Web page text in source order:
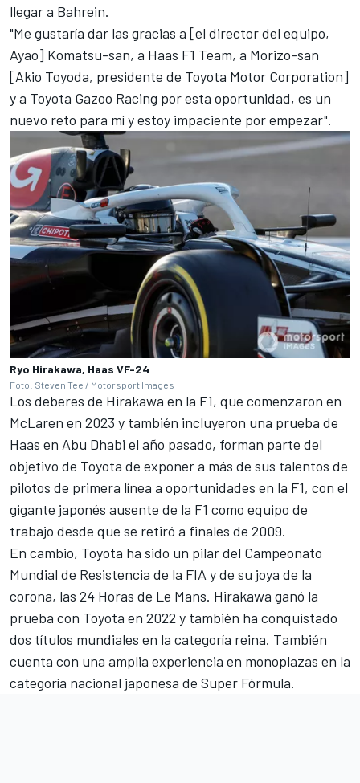
llegar a Bahrein.
"Me gustaría dar las gracias a [el director del equipo,
Ayao] Komatsu-san, a Haas F1 Team, a Morizo-san
[Akio Toyoda, presidente de Toyota Motor Corporation]
y a Toyota Gazoo Racing por esta oportunidad, es un
nuevo reto para mí y estoy impaciente por empezar".
Ryo Hirakawa, Haas VF-24
Foto: Steven Tee / Motorsport Images
Los deberes de Hirakawa en la F1, que comenzaron en
McLaren en 2023 y también incluyeron una prueba de
Haas en Abu Dhabi el año pasado, forman parte del
objetivo de Toyota de exponer a más de sus talentos de
pilotos de primera línea a oportunidades en la F1, con el
gigante japonés ausente de la F1 como equipo de
trabajo desde que se retiró a finales de 2009.
En cambio, Toyota ha sido un pilar del Campeonato
Mundial de Resistencia de la FIA y de su joya de la
corona, las 24 Horas de Le Mans. Hirakawa ganó la
prueba con Toyota en 2022 y también ha conquistado
dos títulos mundiales en la categoría reina. También
cuenta con una amplia experiencia en monoplazas en la
categoría nacional japonesa de Super Fórmula.